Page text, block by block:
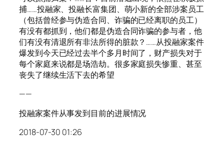
捕……投融家、投融长富集团、萌小新的全部涉案员工
（包括曾经参与伪造合同、诈骗的已经离职的员工）
有没有都抓到，他们都是伪造合同诈骗的参与者，他
们有没有清退所有非法所得的脏款？……从投融家案件
爆发到今天已经过去半个多月时间了，财产损失对于
每个家庭来说都是场浩劫。很多家庭损失惨重、甚至
丧失了继续生活下去的希望
——
投融家案件从事发到目前的进展情况
2018-07-30 01:26